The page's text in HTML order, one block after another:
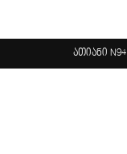
ათიანი N94